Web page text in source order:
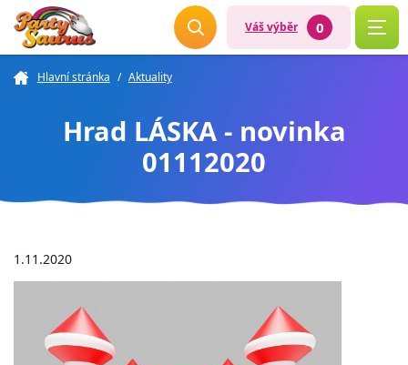
Váš výběr 0
Hlavní stránka / Aktuality
Hrad LÁSKA - novinka
01112020
1.11.2020